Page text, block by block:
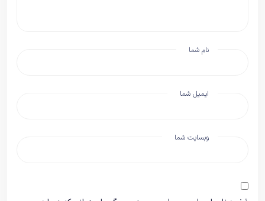
نام شما
ایمیل شما
وبسایت شما